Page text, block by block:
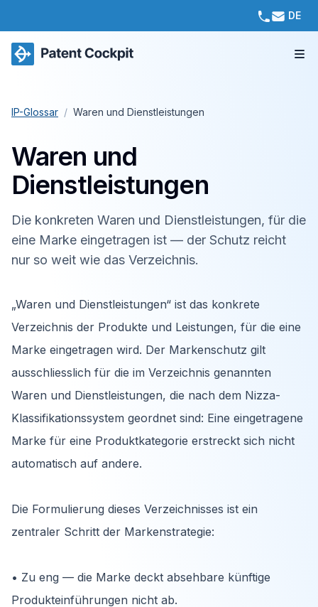
DE
IP-Glossar / Waren und Dienstleistungen
Waren und
Dienstleistungen
Die konkreten Waren und Dienstleistungen, für die
eine Marke eingetragen ist — der Schutz reicht
nur so weit wie das Verzeichnis.
„Waren und Dienstleistungen“ ist das konkrete
Verzeichnis der Produkte und Leistungen, für die eine
Marke eingetragen wird. Der Markenschutz gilt
ausschliesslich für die im Verzeichnis genannten
Waren und Dienstleistungen, die nach dem Nizza-
Klassifikationssystem geordnet sind: Eine eingetragene
Marke für eine Produktkategorie erstreckt sich nicht
automatisch auf andere.
Die Formulierung dieses Verzeichnisses ist ein
zentraler Schritt der Markenstrategie:
• Zu eng — die Marke deckt absehbare künftige
Produkteinführungen nicht ab.